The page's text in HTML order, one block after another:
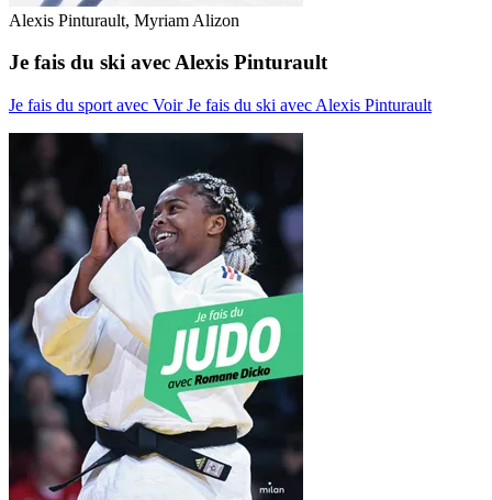
Alexis Pinturault, Myriam Alizon
Je fais du ski avec Alexis Pinturault
Je fais du sport avec Voir Je fais du ski avec Alexis Pinturault